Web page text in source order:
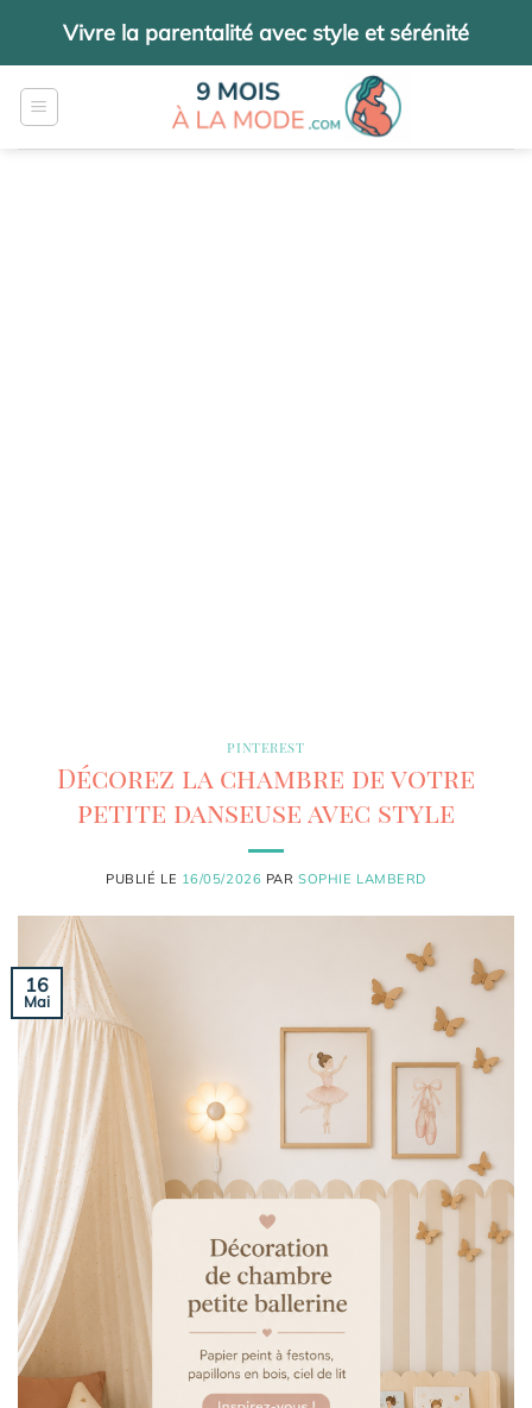
contenu
Vivre la parentalité avec style et sérénité
PINTEREST
Décorez la chambre de votre
petite danseuse avec style
PUBLIÉ LE 16/05/2026 PARSOPHIE LAMBERD
16
Mai